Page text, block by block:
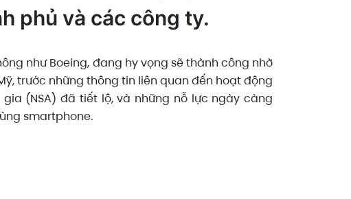
phủ và các công ty.
như Boeing, đang hy vọng sẽ thành công nhờ
trước những thông tin liên quan đến hoạt động
(NSA) đã tiết lộ, và những nỗ lực ngày càng
smartphone.